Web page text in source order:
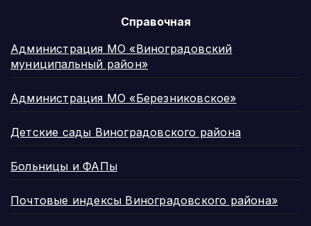
Справочная
Администрация МО «Виноградовский
муниципальный район»
Администрация МО «Березниковское»
Детские сады Виноградовского района
Больницы и ФАПы
Почтовые индексы Виноградовского района»